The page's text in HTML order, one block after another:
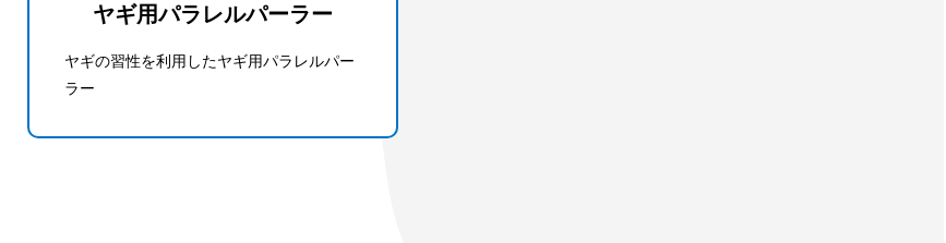
ヤギ用パラレルパーラー
ヤギの習性を利用したヤギ用パラレルパー
ラー